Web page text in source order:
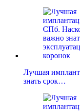
Лучшая
знать срок…